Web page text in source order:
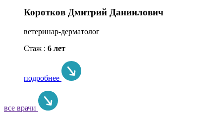
Коротков Дмитрий Даниилович
ветеринар-дерматолог
Стаж : 6 лет
подробнее
все врачи